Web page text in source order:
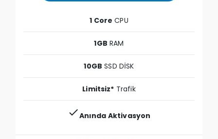
1 Core CPU
1GB RAM
10GB SSD DİSK
Limitsiz* Trafik
checkAnında Aktivasyon